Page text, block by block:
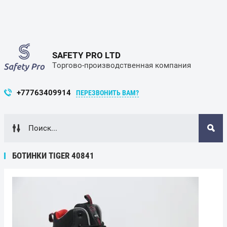
SAFETY PRO LTD
Торгово-производственная компания
+77763409914 ПЕРЕЗВОНИТЬ ВАМ?
БОТИНКИ TIGER 40841